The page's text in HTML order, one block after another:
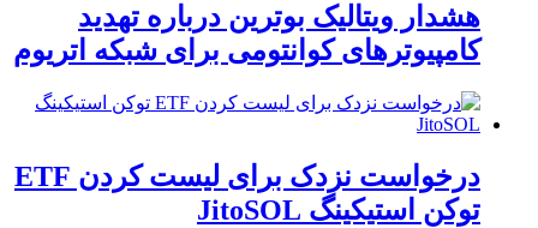
هشدار ویتالیک بوترین درباره تهدید
کامپیوترهای کوانتومی برای شبکه اتریوم
درخواست نزدک برای لیست کردن ETF
توکن استیکینگ JitoSOL